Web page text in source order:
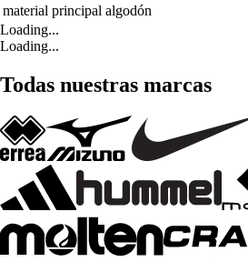
material principal algodón
Loading...
Loading...
Todas nuestras marcas